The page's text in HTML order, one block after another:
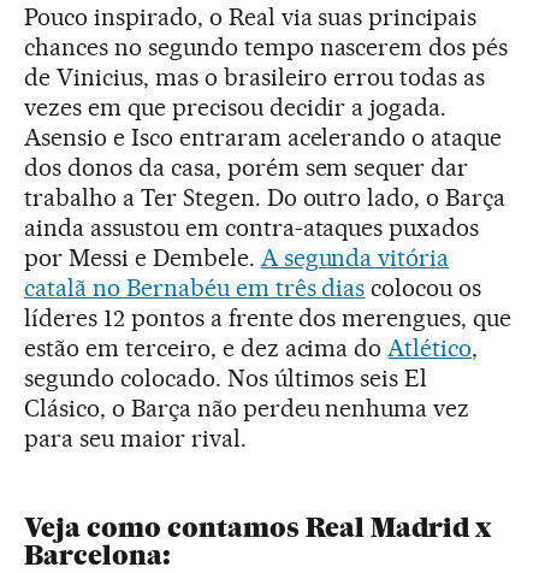
Pouco inspirado, o Real via suas principais
chances no segundo tempo nascerem dos pés
de Vinicius, mas o brasileiro errou todas as
vezes em que precisou decidir a jogada.
Asensio e Isco entraram acelerando o ataque
dos donos da casa, porém sem sequer dar
trabalho a Ter Stegen. Do outro lado, o Barça
ainda assustou em contra-ataques puxados
por Messi e Dembele. A segunda vitória
catalã no Bernabéu em três dias colocou os
líderes 12 pontos a frente dos merengues, que
estão em terceiro, e dez acima do Atlético,
segundo colocado. Nos últimos seis El
Clásico, o Barça não perdeu nenhuma vez
para seu maior rival.
Veja como contamos Real Madrid x
Barcelona: